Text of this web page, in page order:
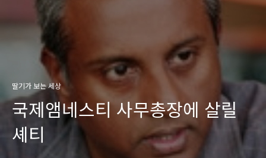
딸기가 보는 세상
국제앰네스티 사무총장에 살릴
셰티